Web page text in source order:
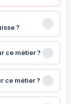
?
ce métier ?
ce métier ?